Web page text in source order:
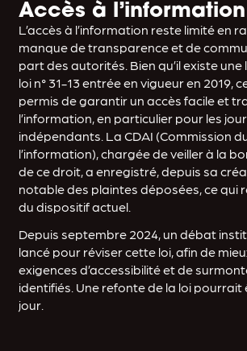
Accès à l’information
L’accès à l’information reste limité en
manque de transparence et de
part des autorités. Bien qu’il existe une
loi n° 31-13 entrée en vigueur en 2019,
permis de garantir un accès facile et
l’information, en particulier pour les
indépendants. La CDAI (Commission
l’information), chargée de veiller à la
de ce droit, a enregistré, depuis sa
notable des plaintes déposées, ce qui
du dispositif actuel.
Depuis septembre 2024, un débat
lancé pour réviser cette loi, afin de
exigences d’accessibilité et de
identifiés. Une refonte de la loi pourrait
jour.